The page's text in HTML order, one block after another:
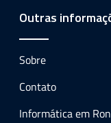
Outras
Sobre
Contato
Informática em